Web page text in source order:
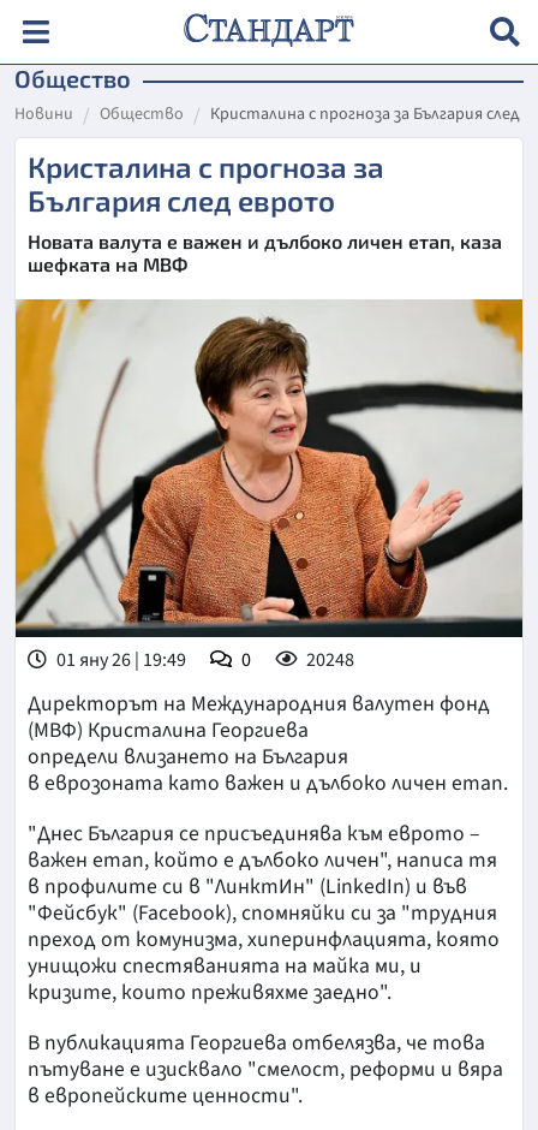
Общество
Новини Общество Кристалина с прогноза за България след
Кристалина с прогноза за
България след еврото
Новата валута е важен и дълбоко личен етап, каза
шефката на МВФ
01 яну 26 | 19:49 0 20248
Директорът на Международния валутен фонд
(МВФ) Кристалина Георгиева
определи влизането на България
в еврозоната като важен и дълбоко личен етап.
"Днес България се присъединява към еврото –
важен етап, който е дълбоко личен", написа тя
в профилите си в "ЛинктИн" (LinkedIn) и във
"Фейсбук" (Facebook), спомняйки си за "трудния
преход от комунизма, хиперинфлацията, която
унищожи спестяванията на майка ми, и
кризите, които преживяхме заедно".
В публикацията Георгиева отбелязва, че това
пътуване е изисквало "смелост, реформи и вяра
в европейските ценности".